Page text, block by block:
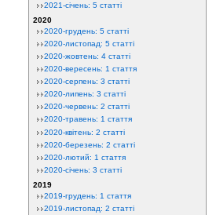
2021-січень: 5 статті
2020
2020-грудень: 5 статті
2020-листопад: 5 статті
2020-жовтень: 4 статті
2020-вересень: 1 стаття
2020-серпень: 3 статті
2020-липень: 3 статті
2020-червень: 2 статті
2020-травень: 1 стаття
2020-квітень: 2 статті
2020-березень: 2 статті
2020-лютий: 1 стаття
2020-січень: 3 статті
2019
2019-грудень: 1 стаття
2019-листопад: 2 статті